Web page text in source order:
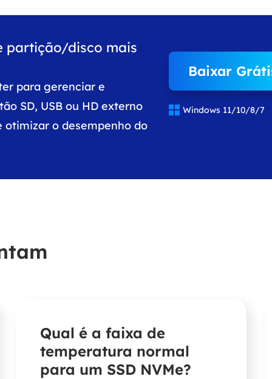
partição/disco mais
para gerenciar e
SD, USB ou HD externo
o desempenho do
Baixar
 Windows 11/10/8/7
Qual é a faixa de
temperatura normal
para um SSD NVMe?